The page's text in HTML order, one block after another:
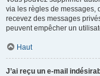
via les règles de messages,
recevez des messages
peuvent empêcher un
Haut
J’ai reçu un e-mail